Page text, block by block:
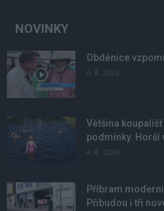
NOVINKY
Obděnice
6. 8. 2026
Většina
podmínky. Horší
4. 8. 2026
Příbram
Přibudou i tři